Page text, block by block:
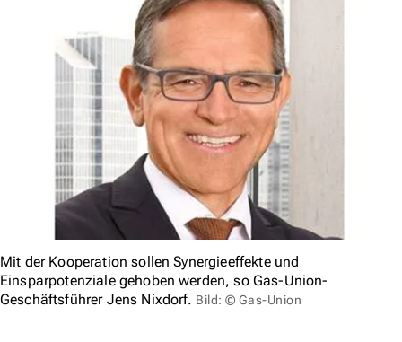
Mit der Kooperation sollen Synergieeffekte und
Einsparpotenziale gehoben werden, so Gas-Union-
Geschäftsführer Jens Nixdorf. Bild: © Gas-Union